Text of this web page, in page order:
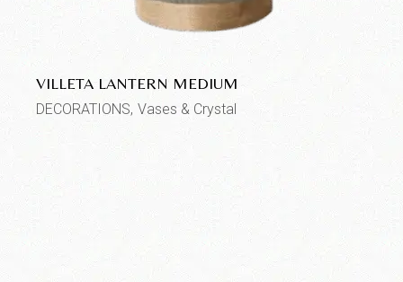
VILLETA LANTERN MEDIUM
DECORATIONS Vases & Crystal